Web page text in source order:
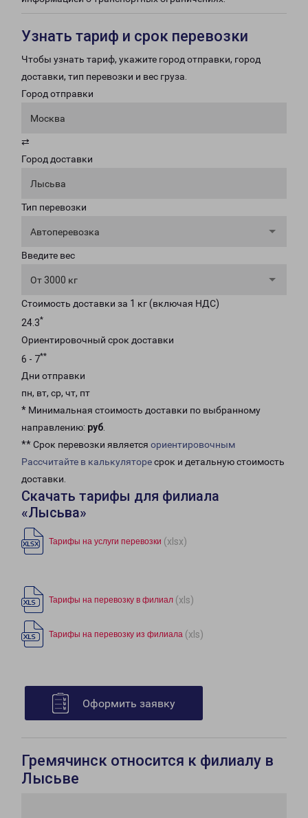
Узнать тариф и срок перевозки
Чтобы узнать тариф, укажите город отправки, город
доставки, тип перевозки и вес груза.
Город отправки
Москва
⇄
Город доставки
Лысьва
Тип перевозки
Автоперевозка
Введите вес
От 3000 кг
Стоимость доставки за 1 кг (включая НДС)
24.3*
Ориентировочный срок доставки
6 - 7**
Дни отправки
пн, вт, ср, чт, пт
* Минимальная стоимость доставки по выбранному
направлению: руб.
** Срок перевозки является ориентировочным
Рассчитайте в калькуляторесрок и детальную стоимость
доставки.
Скачать тарифы для филиала
«Лысьва»
Тарифы на услуги перевозки (xlsx)
Тарифы на перевозку в филиал (xls)
Тарифы на перевозку из филиала (xls)
Оформить заявку
Гремячинск относится к филиалу в
Лысьве